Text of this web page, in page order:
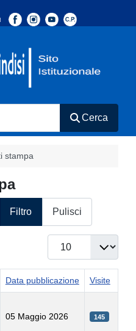
Cerca
stampa
Filtro Pulisci
Data pubblicazione Visite
05 Maggio 2026 145